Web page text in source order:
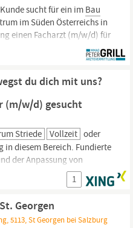
sucht für ein im Bau
im Süden Österreichs in
einen Facharzt (m/w/d) für
oder Arzt für
Die moderne Einrichtung
du dich mit uns?
(m/w/d) gesucht
Striede Vollzeit oder
in diesem Bereich. Fundierte
der Anpassung von
Geschick, ein hohes
für Details.
Arbeitsweise.
1
Georgen
5113, St Georgen bei Salzburg